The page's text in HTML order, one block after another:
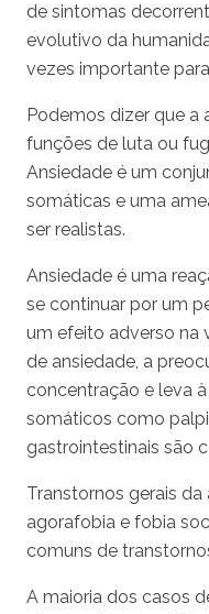
de sintomas
evolutivo da
vezes importante
Podemos dizer que a
funções de luta ou
Ansiedade é um
somáticas e uma
ser realistas.
Ansiedade é uma
se continuar por um
um efeito adverso na
de ansiedade, a
concentração e leva
somáticos como
gastrointestinais são
Transtornos gerais
agorafobia e fobia
comuns de
A maioria dos casos